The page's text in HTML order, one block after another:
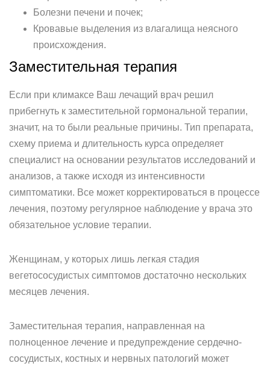
Болезни печени и почек;
Кровавые выделения из влагалища неясного
происхождения.
Заместительная терапия
Если при климаксе Ваш лечащий врач решил
прибегнуть к заместительной гормональной терапии,
значит, на то были реальные причины. Тип препарата,
схему приема и длительность курса определяет
специалист на основании результатов исследований и
анализов, а также исходя из интенсивности
симптоматики. Все может корректироваться в процессе
лечения, поэтому регулярное наблюдение у врача это
обязательное условие терапии.
Женщинам, у которых лишь легкая стадия
вегетососудистых симптомов достаточно нескольких
месяцев лечения.
Заместительная терапия, направленная на
полноценное лечение и предупреждение сердечно-
сосудистых, костных и нервных патологий может